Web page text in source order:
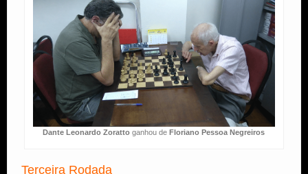
Dante Leonardo Zoratto ganhou deFloriano Pessoa Negreiros
Terceira Rodada